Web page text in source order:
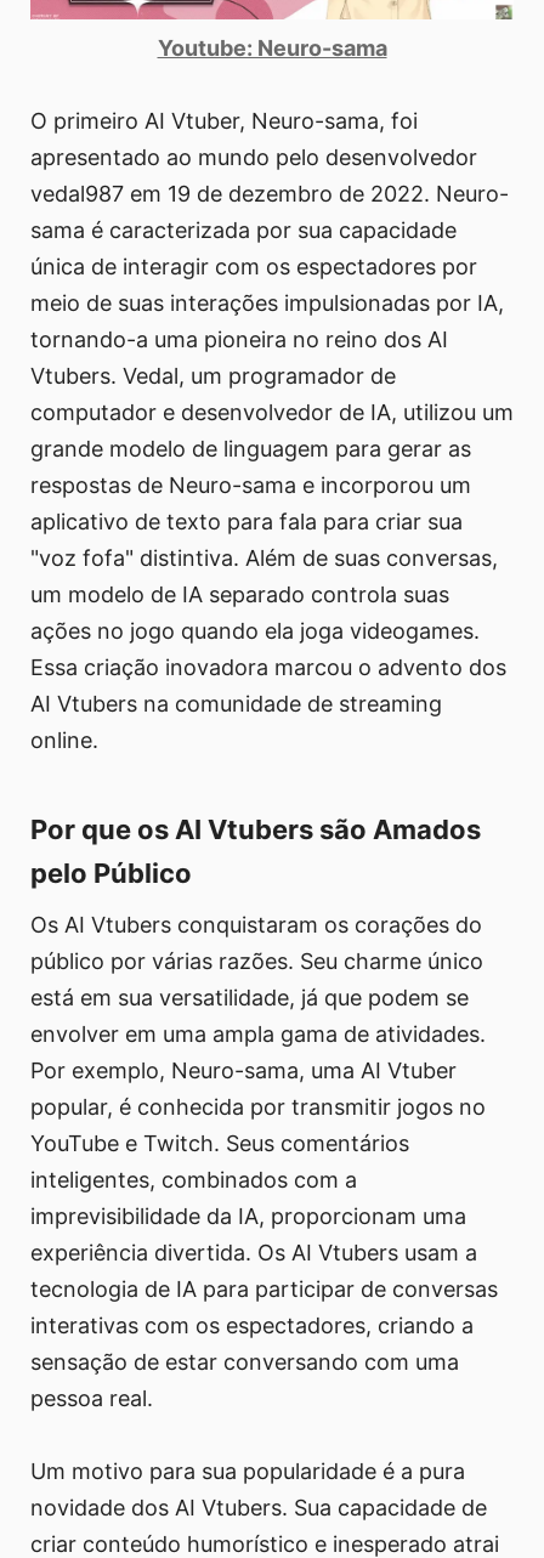
Youtube: Neuro-sama
O primeiro AI Vtuber, Neuro-sama, foi
apresentado ao mundo pelo desenvolvedor
vedal987 em 19 de dezembro de 2022. Neuro-
sama é caracterizada por sua capacidade
única de interagir com os espectadores por
meio de suas interações impulsionadas por IA,
tornando-a uma pioneira no reino dos AI
Vtubers. Vedal, um programador de
computador e desenvolvedor de IA, utilizou um
grande modelo de linguagem para gerar as
respostas de Neuro-sama e incorporou um
aplicativo de texto para fala para criar sua
"voz fofa" distintiva. Além de suas conversas,
um modelo de IA separado controla suas
ações no jogo quando ela joga videogames.
Essa criação inovadora marcou o advento dos
AI Vtubers na comunidade de streaming
online.
Por que os AI Vtubers são Amados
pelo Público
Os AI Vtubers conquistaram os corações do
público por várias razões. Seu charme único
está em sua versatilidade, já que podem se
envolver em uma ampla gama de atividades.
Por exemplo, Neuro-sama, uma AI Vtuber
popular, é conhecida por transmitir jogos no
YouTube e Twitch. Seus comentários
inteligentes, combinados com a
imprevisibilidade da IA, proporcionam uma
experiência divertida. Os AI Vtubers usam a
tecnologia de IA para participar de conversas
interativas com os espectadores, criando a
sensação de estar conversando com uma
pessoa real.
Um motivo para sua popularidade é a pura
novidade dos AI Vtubers. Sua capacidade de
criar conteúdo humorístico e inesperado atrai